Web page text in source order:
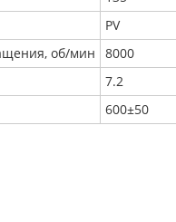
PV
об/мин
8000
7.2
600±50